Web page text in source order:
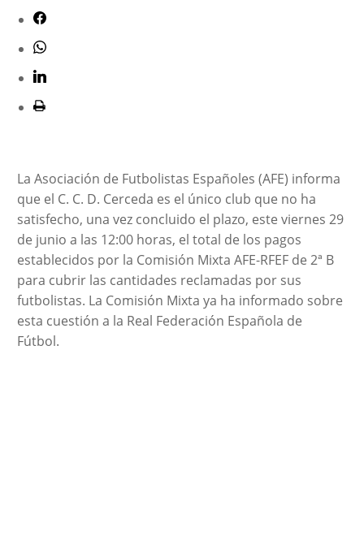
La Asociación de Futbolistas Españoles (AFE) informa
que el C. C. D. Cerceda es el único club que no ha
satisfecho, una vez concluido el plazo, este viernes 29
de junio a las 12:00 horas, el total de los pagos
establecidos por la Comisión Mixta AFE-RFEF de 2ª B
para cubrir las cantidades reclamadas por sus
futbolistas. La Comisión Mixta ya ha informado sobre
esta cuestión a la Real Federación Española de
Fútbol.